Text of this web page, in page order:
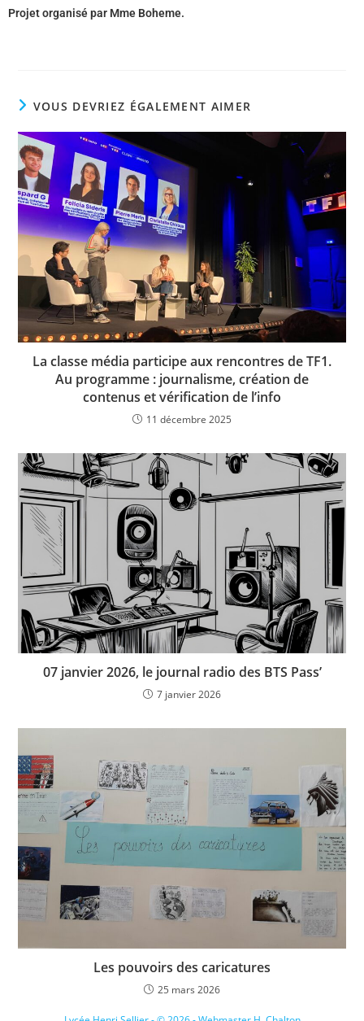
Projet organisé par Mme Boheme.
VOUS DEVRIEZ ÉGALEMENT AIMER
La classe média participe aux rencontres de TF1.
Au programme : journalisme, création de
contenus et vérification de l’info
11 décembre 2025
07 janvier 2026, le journal radio des BTS Pass’
7 janvier 2026
Les pouvoirs des caricatures
25 mars 2026